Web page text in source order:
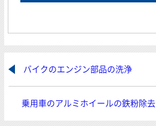
バイクのエンジン部品の洗浄
乗用車のアルミホイールの鉄粉除去